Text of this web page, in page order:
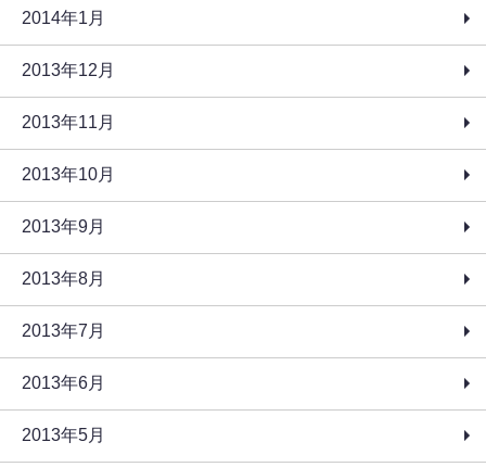
2014年1月
2013年12月
2013年11月
2013年10月
2013年9月
2013年8月
2013年7月
2013年6月
2013年5月